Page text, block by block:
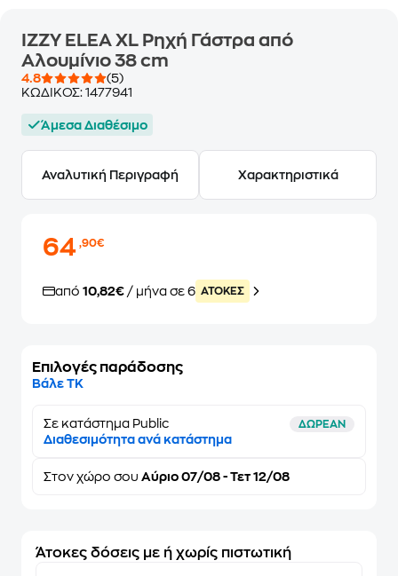
IZZY ELEA XL Ρηχή Γάστρα από
Αλουμίνιο 38 cm
4.8
(5)
ΚΩΔΙΚΟΣ: 1477941
Άμεσα Διαθέσιμο
Αναλυτική Περιγραφή Χαρακτηριστικά
64,90€
από 10,82€ / μήνα σε 6 ATOKEΣ
Επιλογές παράδοσης
Βάλε ΤΚ
Σε κατάστημα Public ΔΩΡΕΑΝ
Διαθεσιμότητα ανά κατάστημα
Στον χώρο σου Αύριο 07/08 - Τετ 12/08
Άτοκες δόσεις με ή χωρίς πιστωτική